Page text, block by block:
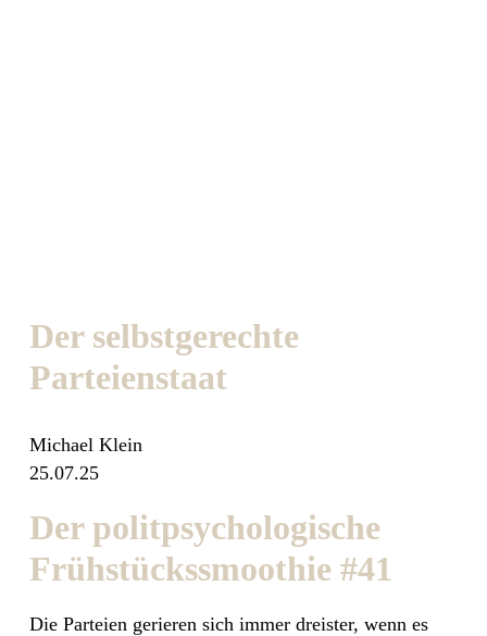
Der selbstgerechte
Parteienstaat
Michael Klein
25.07.25
Der politpsychologische
Frühstückssmoothie #41
Die Parteien gerieren sich immer dreister, wenn es